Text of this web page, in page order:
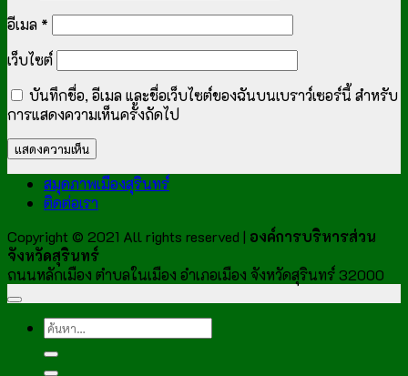
อีเมล *
เว็บไซต์
บันทึกชื่อ, อีเมล และชื่อเว็บไซต์ของฉันบนเบราว์เซอร์นี้ สำหรับ
การแสดงความเห็นครั้งถัดไป
สมุดภาพเมืองสุรินทร์
ติดต่อเรา
Copyright © 2021 All rights reserved | องค์การบริหารส่วน
จังหวัดสุรินทร์
ถนนหลักเมือง ตำบลในเมือง อำเภอเมือง จังหวัดสุรินทร์ 32000